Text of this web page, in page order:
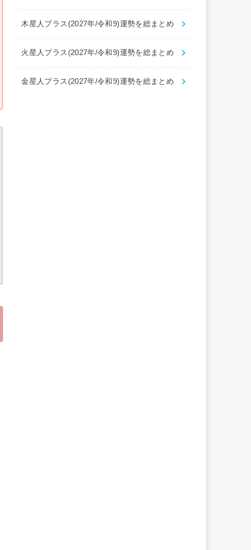
木星人プラス(2027年/令和9)運勢を総まとめ
火星人プラス(2027年/令和9)運勢を総まとめ
金星人プラス(2027年/令和9)運勢を総まとめ